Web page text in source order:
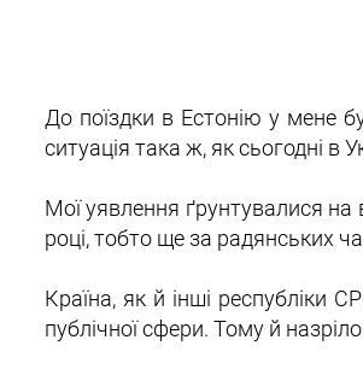
До поїздки в Естонію у мене
ситуація така ж, як сьогодні в
Мої уявлення ґрунтувалися
році, тобто ще за радянських
Країна, як й інші республіки
публічної сфери. Тому й